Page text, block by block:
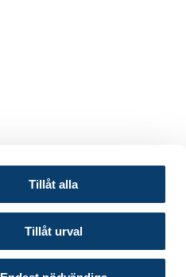
Tillåt alla
Tillåt urval
© 2024 Finance Sweden
Cookies